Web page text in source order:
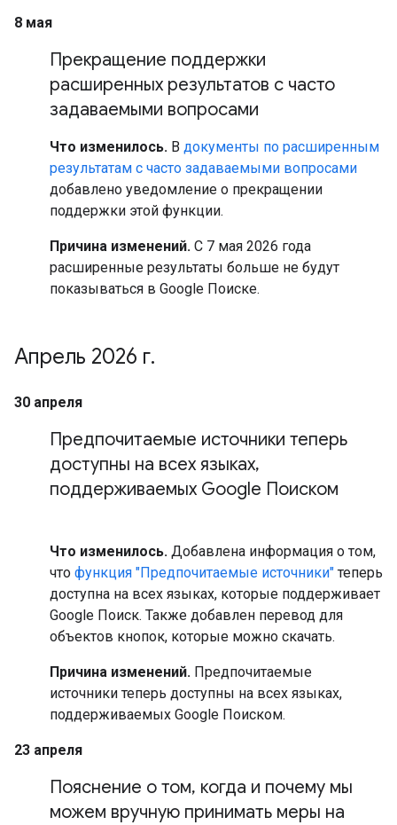
8 мая
Прекращение поддержки
расширенных результатов с часто
задаваемыми вопросами
Что изменилось. В документы по расширенным
результатам с часто задаваемыми вопросами
добавлено уведомление о прекращении
поддержки этой функции.
Причина изменений. С 7 мая 2026 года
расширенные результаты больше не будут
показываться в Google Поиске.
Апрель 2026 г.
30 апреля
Предпочитаемые источники теперь
доступны на всех языках,
поддерживаемых Google Поиском
Что изменилось. Добавлена информация о том,
что функция "Предпочитаемые источники" теперь
доступна на всех языках, которые поддерживает
Google Поиск. Также добавлен перевод для
объектов кнопок, которые можно скачать.
Причина изменений. Предпочитаемые
источники теперь доступны на всех языках,
поддерживаемых Google Поиском.
23 апреля
Пояснение о том, когда и почему мы
можем вручную принимать меры на